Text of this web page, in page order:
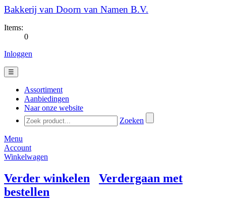
Bakkerij van Doorn van Namen B.V.
Items:
0
Inloggen
☰
Assortiment
Aanbiedingen
Naar onze website
Zoeken
Menu
Account
Winkelwagen
Verder winkelen
Verdergaan met
bestellen